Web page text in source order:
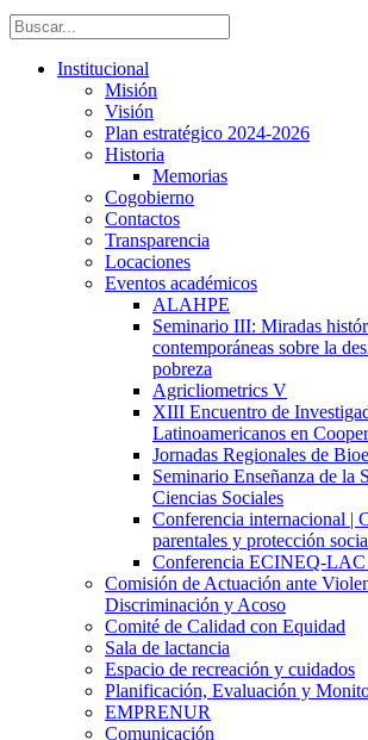
Institucional
Misión
Visión
Plan estratégico 2024-2026
Historia
Memorias
Cogobierno
Contactos
Transparencia
Locaciones
Eventos académicos
ALAHPE
Seminario III: Miradas
contemporáneas sobre la
pobreza
Agricliometrics V
XIII Encuentro de
Latinoamericanos en
Jornadas Regionales de
Seminario Enseñanza de la
Ciencias Sociales
Conferencia internacional |
parentales y protección
Conferencia ECINEQ-LAC
Comisión de Actuación ante
Discriminación y Acoso
Comité de Calidad con Equidad
Sala de lactancia
Espacio de recreación y cuidados
Planificación, Evaluación y
EMPRENUR
Comunicación